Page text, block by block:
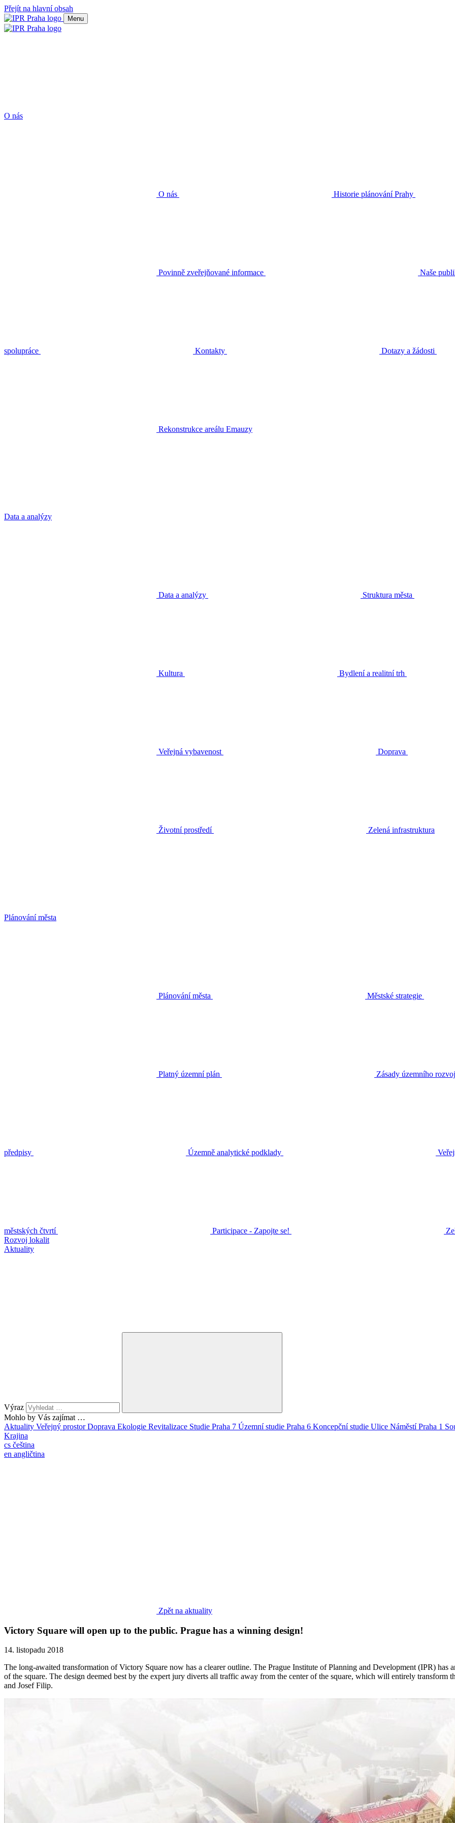
Přejít na hlavní obsah
Menu
O nás
O nás Historie plánování Prahy
Povinně zveřejňované informace Naše
spolupráce Kontakty Dotazy a žádosti
Rekonstrukce areálu Emauzy
Data a analýzy
Data a analýzy Struktura města
Kultura Bydlení a realitní trh
Veřejná vybavenost Doprava
Životní prostředí Zelená infrastruktura
Plánování města
Plánování města Městské strategie
Platný územní plán Zásady územního
předpisy Územně analytické podklady
městských čtvrtí Participace - Zapojte se!
Rozvoj lokalit
Aktuality
Výraz
Mohlo by Vás zajímat …
Aktuality Veřejný prostorDoprava Ekologie Revitalizace Studie Praha 7 Územní studie Praha 6 Koncepční studie Ulice NáměstíPraha 1
Krajina
cs čeština
en angličtina
Zpět na aktuality
Victory Square will open up to the public. Prague has a winning design!
14. listopadu 2018
The long-awaited transformation of Victory Square now has a clearer outline. The Prague Institute of Planning and Development (IPR) has
of the square. The design deemed best by the expert jury diverts all traffic away from the center of the square, which will entirely transform
and Josef Filip.